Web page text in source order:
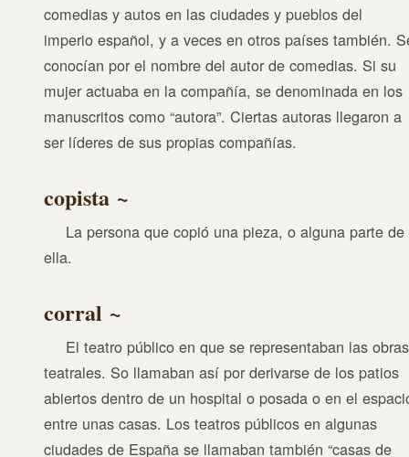
comedias y autos en las ciudades y pueblos del
imperio español, y a veces en otros países también.
conocían por el nombre del autor de comedias. Si su
mujer actuaba en la compañía, se denominada en los
manuscritos como “autora”. Ciertas autoras llegaron a
ser líderes de sus propias compañías.
copista
La persona que copió una pieza, o alguna parte de
ella.
corral
El teatro público en que se representaban las obras
teatrales. So llamaban así por derivarse de los patios
abiertos dentro de un hospital o posada o en el
entre unas casas. Los teatros públicos en algunas
ciudades de España se llamaban también “casas de